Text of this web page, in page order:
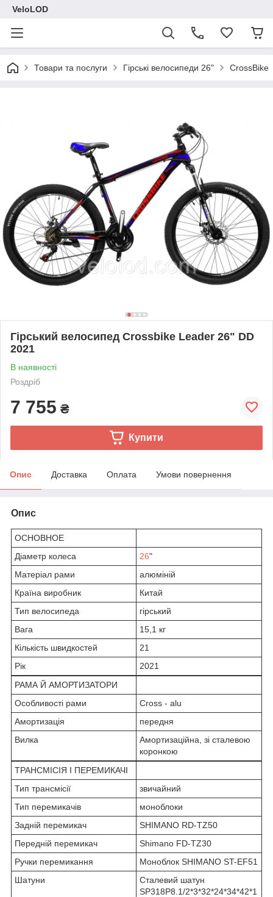
VeloLOD
Товари та послуги Гірські велосипеди 26" CrossBike
Гірський велосипед Crossbike Leader 26" DD
2021
В наявності
Роздріб
7 755 ₴
Купити
Опис Доставка Оплата Умови повернення
Опис
ОСНОВНОЕ
Діаметр колеса
26"
Матеріал рами
алюміній
Країна виробник
Китай
Тип велосипеда
гірський
Вага
15,1 кг
Кількість швидкостей
21
Рік
2021
РАМА Й АМОРТИЗАТОРИ
Особливості рами
Cross - alu
Амортизація
передня
Вилка
Амортизаційна, зі сталевою
коронкою
ТРАНСМІСІЯ І ПЕРЕМИКАЧІ
Тип трансмісії
звичайний
Тип перемикачів
моноблоки
Задній перемикач
SHIMANO RD-TZ50
Передній перемикач
Shimano FD-TZ30
Ручки перемикання
Моноблок SHIMANO ST-EF51
Шатуни
Сталевий шатун
SP318P8.1/2*3*32*24*34*42*1